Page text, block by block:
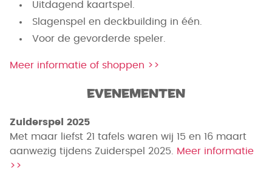
Uitdagend kaartspel.
Slagenspel en deckbuilding in één.
Voor de gevorderde speler.
Meer informatie of shoppen >>
Evenementen
Zuiderspel 2025
Met maar liefst 21 tafels waren wij 15 en 16 maart
aanwezig tijdens Zuiderspel 2025.
Meer informatie
>>